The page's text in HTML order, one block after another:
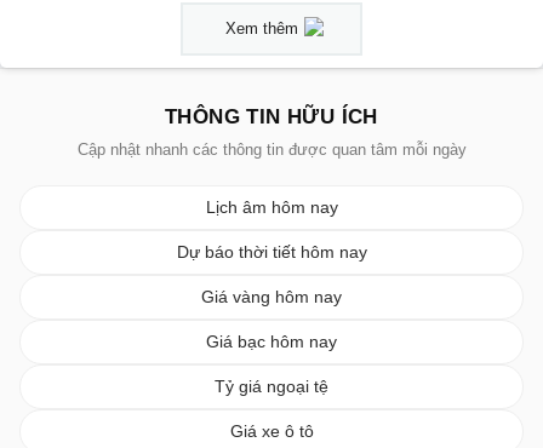
Xem thêm
THÔNG TIN HỮU ÍCH
Cập nhật nhanh các thông tin được quan tâm mỗi ngày
Lịch âm hôm nay
Dự báo thời tiết hôm nay
Giá vàng hôm nay
Giá bạc hôm nay
Tỷ giá ngoại tệ
Giá xe ô tô